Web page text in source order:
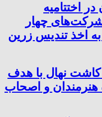
اختتامیه
شرکت‌های چهار
اخذ تندیس زرین
نهال با هدف
هنرمندان و اصحاب